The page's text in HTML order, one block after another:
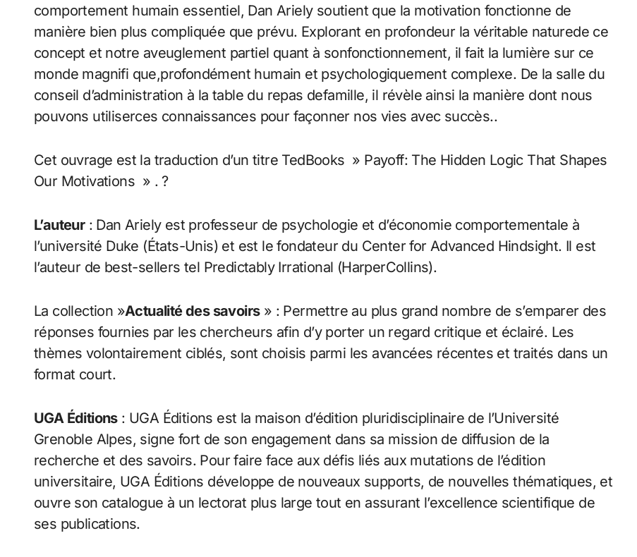
comportement humain essentiel, Dan Ariely soutient que la motivation fonctionne de
manière bien plus compliquée que prévu. Explorant en profondeur la véritable naturede ce
concept et notre aveuglement partiel quant à sonfonctionnement, il fait la lumière sur ce
monde magnifi que,profondément humain et psychologiquement complexe. De la salle du
conseil d’administration à la table du repas defamille, il révèle ainsi la manière dont nous
pouvons utiliserces connaissances pour façonner nos vies avec succès..
Cet ouvrage est la traduction d’un titre TedBooks » Payoff: The Hidden Logic That Shapes
Our Motivations » . ?
L’auteur: Dan Ariely est professeur de psychologie et d’économie comportementale à
l’université Duke (États-Unis) et est le fondateur du Center for Advanced Hindsight. Il est
l’auteur de best-sellers tel Predictably Irrational (HarperCollins).
La collection »Actualité des savoirs» : Permettre au plus grand nombre de s’emparer des
réponses fournies par les chercheurs afin d’y porter un regard critique et éclairé. Les
thèmes volontairement ciblés, sont choisis parmi les avancées récentes et traités dans un
format court.
UGA Éditions: UGA Éditions est la maison d’édition pluridisciplinaire de l’Université
Grenoble Alpes, signe fort de son engagement dans sa mission de diffusion de la
recherche et des savoirs. Pour faire face aux défis liés aux mutations de l’édition
universitaire, UGA Éditions développe de nouveaux supports, de nouvelles thématiques, et
ouvre son catalogue à un lectorat plus large tout en assurant l’excellence scientifique de
ses publications.